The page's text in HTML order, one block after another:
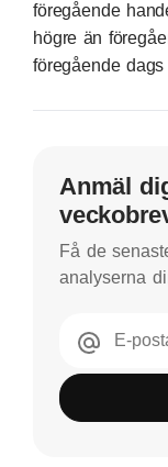
föregående
högre än
föregående
Anmäl
Få de
analyserna
E-